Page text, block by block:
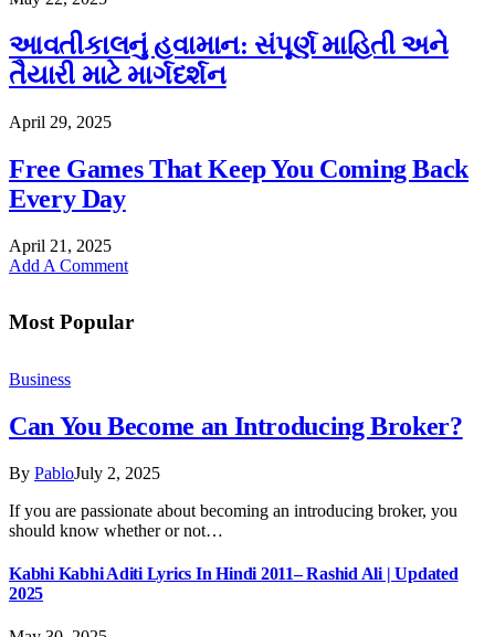
આવતીકાલનું હવામાન: સંપૂર્ણ માહિતી અને
તૈયારી માટે માર્ગદર્શન
April 29, 2025
Free Games That Keep You Coming Back
Every Day
April 21, 2025
Add A Comment
Most Popular
Business
Can You Become an Introducing Broker?
By PabloJuly 2, 2025
If you are passionate about becoming an introducing broker, you
should know whether or not…
Kabhi Kabhi Aditi Lyrics In Hindi 2011– Rashid Ali | Updated
2025